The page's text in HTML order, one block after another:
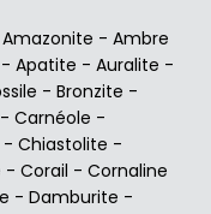
Amazonite - Ambre
- Apatite - Auralite -
- Bronzite -
- Carnéole -
- Chiastolite -
- Corail - Cornaline
- Damburite -